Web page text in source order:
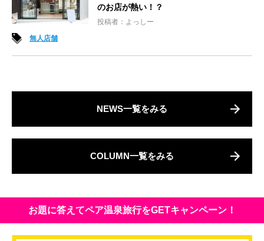
のお店が熱い！？
投稿者：よっしー
無人店舗
NEWS一覧をみる
COLUMN一覧をみる
お題に答えてペア温泉旅行をGETキャンペーン！